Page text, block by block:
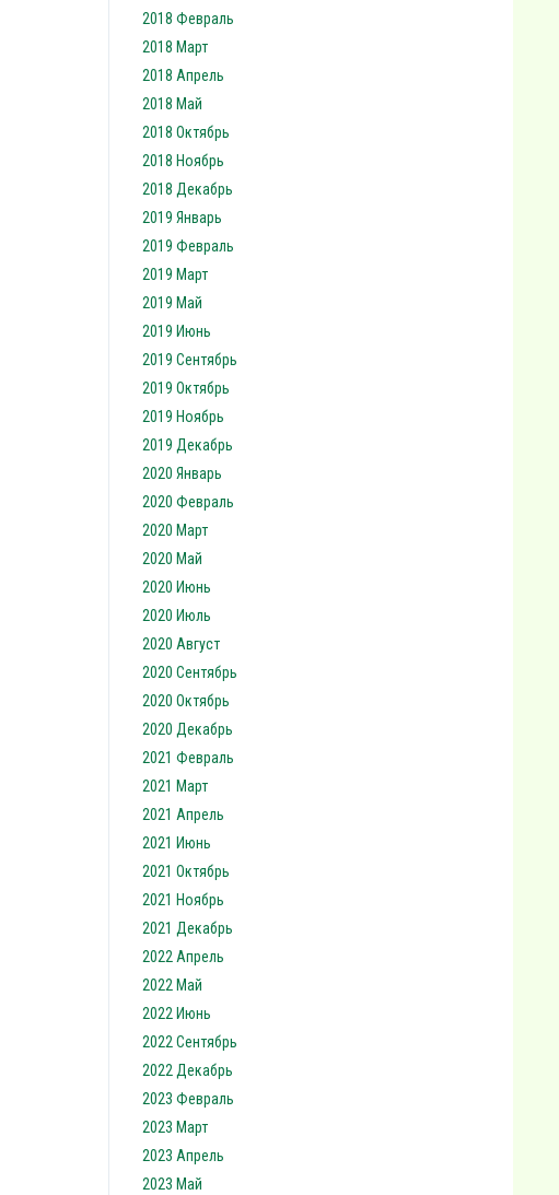
2018 Февраль
2018 Март
2018 Апрель
2018 Май
2018 Октябрь
2018 Ноябрь
2018 Декабрь
2019 Январь
2019 Февраль
2019 Март
2019 Май
2019 Июнь
2019 Сентябрь
2019 Октябрь
2019 Ноябрь
2019 Декабрь
2020 Январь
2020 Февраль
2020 Март
2020 Май
2020 Июнь
2020 Июль
2020 Август
2020 Сентябрь
2020 Октябрь
2020 Декабрь
2021 Февраль
2021 Март
2021 Апрель
2021 Июнь
2021 Октябрь
2021 Ноябрь
2021 Декабрь
2022 Апрель
2022 Май
2022 Июнь
2022 Сентябрь
2022 Декабрь
2023 Февраль
2023 Март
2023 Апрель
2023 Май